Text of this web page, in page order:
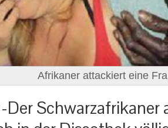
Afrikaner attackiert eine
-Der Schwarzafrikaner